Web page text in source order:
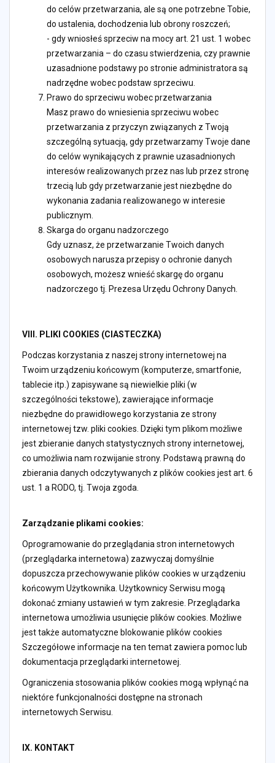
do celów przetwarzania, ale są one potrzebne Tobie,
do ustalenia, dochodzenia lub obrony roszczeń;
- gdy wniosłeś sprzeciw na mocy art. 21 ust. 1 wobec
przetwarzania – do czasu stwierdzenia, czy prawnie
uzasadnione podstawy po stronie administratora są
nadrzędne wobec podstaw sprzeciwu.
Prawo do sprzeciwu wobec przetwarzania
Masz prawo do wniesienia sprzeciwu wobec
przetwarzania z przyczyn związanych z Twoją
szczególną sytuacją, gdy przetwarzamy Twoje dane
do celów wynikających z prawnie uzasadnionych
interesów realizowanych przez nas lub przez stronę
trzecią lub gdy przetwarzanie jest niezbędne do
wykonania zadania realizowanego w interesie
publicznym.
Skarga do organu nadzorczego
Gdy uznasz, że przetwarzanie Twoich danych
osobowych narusza przepisy o ochronie danych
osobowych, możesz wnieść skargę do organu
nadzorczego tj. Prezesa Urzędu Ochrony Danych.
VIII. PLIKI COOKIES (CIASTECZKA)
Podczas korzystania z naszej strony internetowej na
Twoim urządzeniu końcowym (komputerze, smartfonie,
tablecie itp.) zapisywane są niewielkie pliki (w
szczególności tekstowe), zawierające informacje
niezbędne do prawidłowego korzystania ze strony
internetowej tzw. pliki cookies. Dzięki tym plikom możliwe
jest zbieranie danych statystycznych strony internetowej,
co umożliwia nam rozwijanie strony. Podstawą prawną do
zbierania danych odczytywanych z plików cookies jest art. 6
ust. 1 a RODO, tj. Twoja zgoda.
Zarządzanie plikami cookies:
Oprogramowanie do przeglądania stron internetowych
(przeglądarka internetowa) zazwyczaj domyślnie
dopuszcza przechowywanie plików cookies w urządzeniu
końcowym Użytkownika. Użytkownicy Serwisu mogą
dokonać zmiany ustawień w tym zakresie. Przeglądarka
internetowa umożliwia usunięcie plików cookies. Możliwe
jest także automatyczne blokowanie plików cookies
Szczegółowe informacje na ten temat zawiera pomoc lub
dokumentacja przeglądarki internetowej.
Ograniczenia stosowania plików cookies mogą wpłynąć na
niektóre funkcjonalności dostępne na stronach
internetowych Serwisu.
IX. KONTAKT